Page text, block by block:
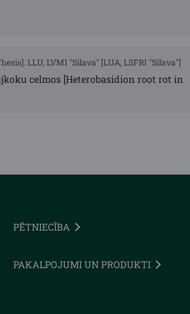
LLU, LVMI "Silava" [LUA, LSFRI "Silava"]
celmos [Heterobasidion root rot in
PĒTNIECĪBA
PAKALPOJUMI UN PRODUKTI